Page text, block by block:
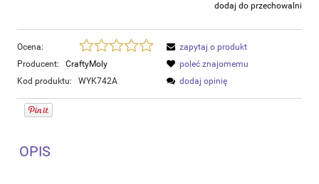
dodaj do przechowalni
Ocena:
Producent:
CraftyMoly
Kod produktu:
WYK742A
zapytaj o produkt
poleć znajomemu
dodaj opinię
OPIS